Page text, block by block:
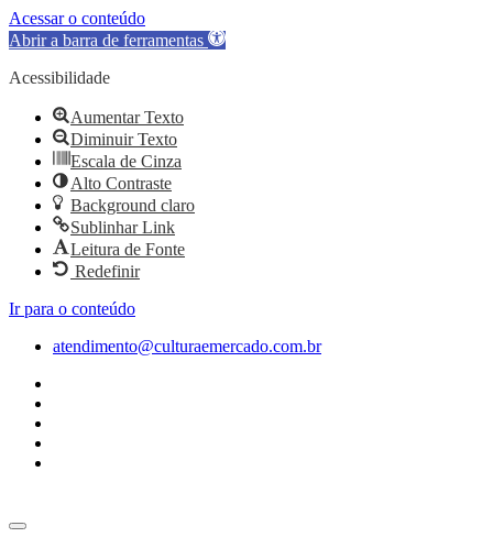
Acessar o conteúdo
Abrir a barra de ferramentas
Acessibilidade
Aumentar Texto
Diminuir Texto
Escala de Cinza
Alto Contraste
Background claro
Sublinhar Link
Leitura de Fonte
Redefinir
Ir para o conteúdo
atendimento@culturaemercado.com.br